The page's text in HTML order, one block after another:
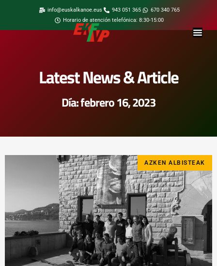
info@euskalkanoe.eus 943 051 365
670 340 765
Horario de atención telefónica: 8:30-15:00
Latest News & Article
Día: febrero 16, 2023
AZKEN ALBISTEAK